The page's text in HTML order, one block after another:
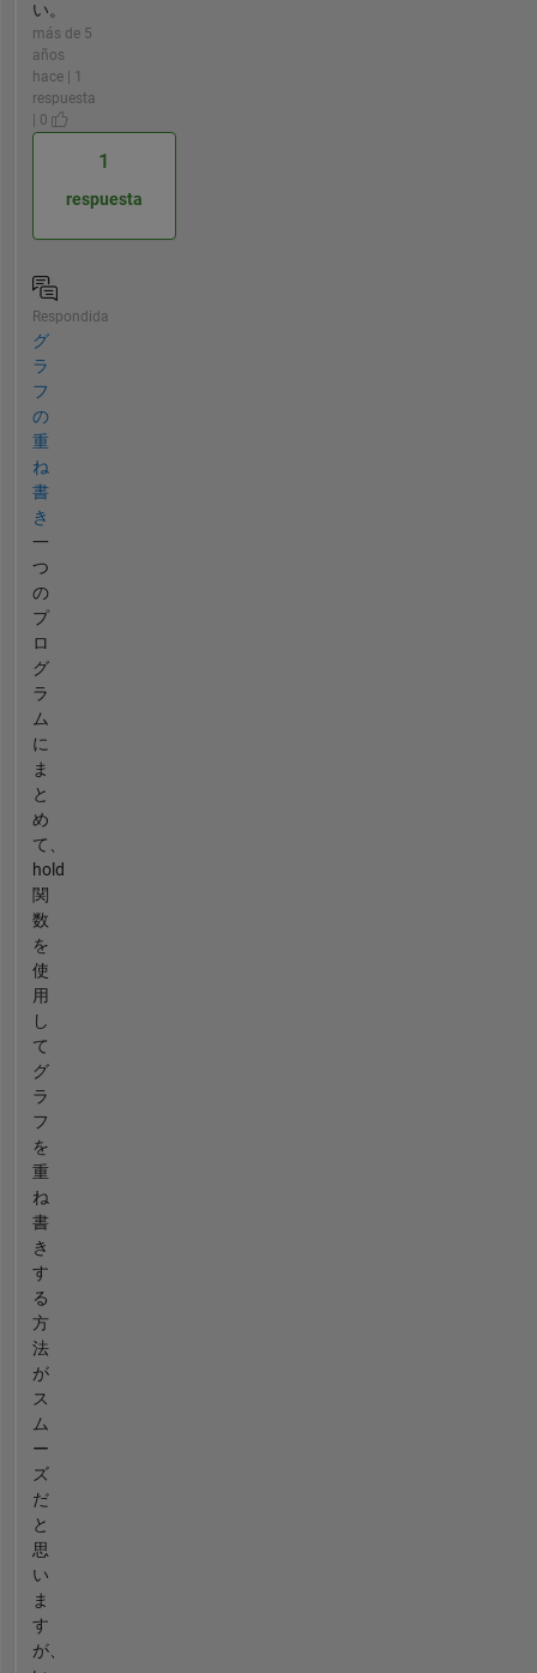
い。
más de 5
años
hace | 1
respuesta
| 0
1
respuesta
Respondida
グ
ラ
フ
の
重
ね
書
き
一
つ
の
プ
ロ
グ
ラ
ム
に
ま
と
め
て、
hold
関
数
を
使
用
し
て
グ
ラ
フ
を
重
ね
書
き
す
る
方
法
が
ス
ム
ー
ズ
だ
と
思
い
ま
す
が、